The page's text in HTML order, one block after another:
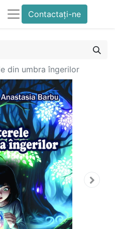
Contactați-ne
din umbra îngerilor